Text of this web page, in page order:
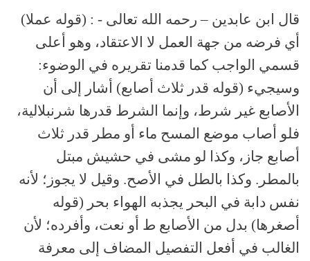
قال ابن عابدين – رحمه الله تعالى - : (قوله عملا)
أي فرضه من جهة العمل لا الاعتقاد، وهو أعلى
قسمي الواجب كما قدمنا تقريره في الوضوء:
وسيجيء (قوله قدر ثلاث أصابع) أشار إلى أن
الأصابع غير شرط، وإنما الشرط قدرها شرنبلالية،
فلو أصاب موضع المسح ماء أو مطر قدر ثلاث
أصابع جاز، وكذا لو مشى في حشيش مبتل
بالمطر. وكذا بالطل في الأصح. وقيل لا يجوز؛ لأنه
نفس دابة في البحر يجذبه الهواء بحر (قوله
أصغرها) بدل من الأصابع ط أو نعت، وأفرده؛ لأن
الغالب في أفعل التفصيل المضاف إلى معرفة